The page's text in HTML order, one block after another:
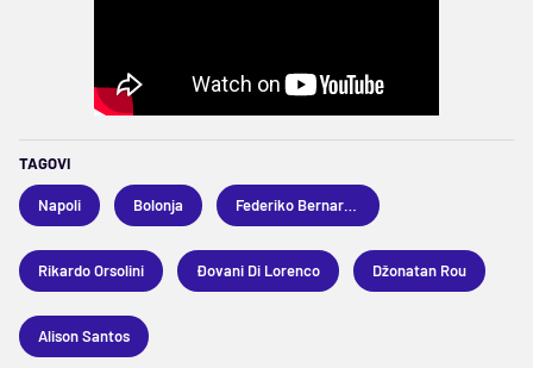
TAGOVI
Napoli Bolonja Federiko Bernardeski
Rikardo Orsolini Đovani Di Lorenco Džonatan Rou
Alison Santos